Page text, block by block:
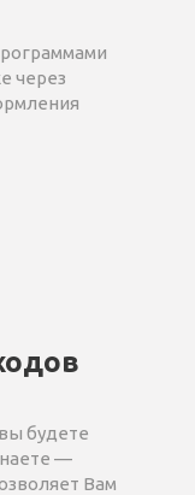
через
будете
—
Вам